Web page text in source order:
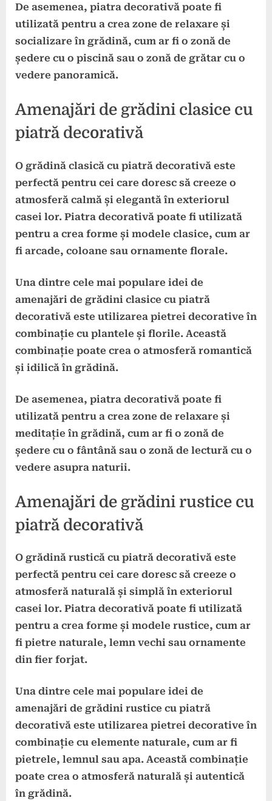
De asemenea, piatra decorativă poate fi
utilizată pentru a crea zone de relaxare și
socializare în grădină, cum ar fi o zonă de
ședere cu o piscină sau o zonă de grătar cu o
vedere panoramică.
Amenajări de grădini clasice cu
piatră decorativă
O grădină clasică cu piatră decorativă este
perfectă pentru cei care doresc să creeze o
atmosferă calmă și elegantă în exteriorul
casei lor. Piatra decorativă poate fi utilizată
pentru a crea forme și modele clasice, cum ar
fi arcade, coloane sau ornamente florale.
Una dintre cele mai populare idei de
amenajări de grădini clasice cu piatră
decorativă este utilizarea pietrei decorative în
combinație cu plantele și florile. Această
combinație poate crea o atmosferă romantică
și idilică în grădină.
De asemenea, piatra decorativă poate fi
utilizată pentru a crea zone de relaxare și
meditație în grădină, cum ar fi o zonă de
ședere cu o fântână sau o zonă de lectură cu o
vedere asupra naturii.
Amenajări de grădini rustice cu
piatră decorativă
O grădină rustică cu piatră decorativă este
perfectă pentru cei care doresc să creeze o
atmosferă naturală și simplă în exteriorul
casei lor. Piatra decorativă poate fi utilizată
pentru a crea forme și modele rustice, cum ar
fi pietre naturale, lemn vechi sau ornamente
din fier forjat.
Una dintre cele mai populare idei de
amenajări de grădini rustice cu piatră
decorativă este utilizarea pietrei decorative în
combinație cu elemente naturale, cum ar fi
pietrele, lemnul sau apa. Această combinație
poate crea o atmosferă naturală și autentică
în grădină.